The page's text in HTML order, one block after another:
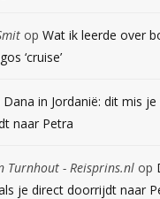
op Wat ik leerde over
‘cruise’
Dana in Jordanië: dit mis
naar Petra
Turnhout - Reisprins.nlop
je direct doorrijdt naar